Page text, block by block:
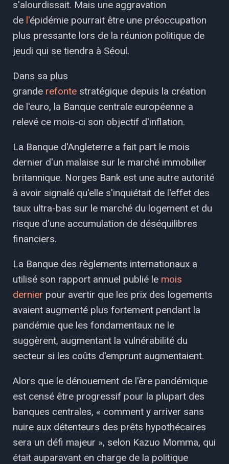
s'alourdissait. Mais une aggravation
de l'épidémie pourrait être une préoccupation
plus pressante lors de la réunion politique de
jeudi qui se tiendra à Séoul.
Dans sa plus
grande refonte stratégique depuis la création
de l'euro, la Banque centrale européenne a
relevé ce mois-ci son objectif d'inflation.
La Banque d'Angleterre a fait part le mois
dernier d'un malaise sur le marché immobilier
britannique. Norges Bank est une autre autorité
à avoir signalé qu'elle s'inquiétait de l'effet des
taux ultra-bas sur le marché du logement et du
risque d'une accumulation de déséquilibres
financiers.
La Banque des règlements internationaux a
utilisé son rapport annuel publié le mois
dernier pour avertir que les prix des logements
avaient augmenté plus fortement pendant la
pandémie que les fondamentaux ne le
suggèrent, augmentant la vulnérabilité du
secteur si les coûts d'emprunt augmentaient.
Alors que le dénouement de l'ère pandémique
est censé être progressif pour la plupart des
banques centrales, « comment y arriver sans
nuire aux détenteurs des prêts hypothécaires
sera un défi majeur », selon Kazuo Momma, qui
était auparavant en charge de la politique